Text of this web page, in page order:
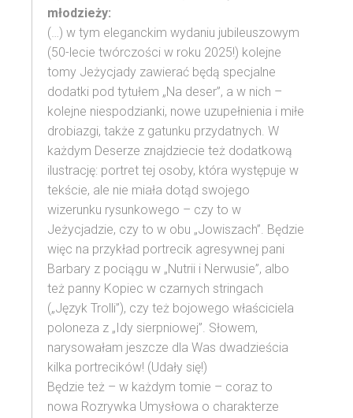
młodzieży:
(…) w tym eleganckim wydaniu jubileuszowym
(50-lecie twórczości w roku 2025!) kolejne
tomy Jeżycjady zawierać będą specjalne
dodatki pod tytułem „Na deser”, a w nich –
kolejne niespodzianki, nowe uzupełnienia i miłe
drobiazgi, także z gatunku przydatnych. W
każdym Deserze znajdziecie też dodatkową
ilustrację: portret tej osoby, która występuje w
tekście, ale nie miała dotąd swojego
wizerunku rysunkowego – czy to w
Jeżycjadzie, czy to w obu „Jowiszach”. Będzie
więc na przykład portrecik agresywnej pani
Barbary z pociągu w „Nutrii i Nerwusie”, albo
też panny Kopiec w czarnych stringach
(„Język Trolli”), czy też bojowego właściciela
poloneza z „Idy sierpniowej”. Słowem,
narysowałam jeszcze dla Was dwadzieścia
kilka portrecików! (Udały się!)
Będzie też – w każdym tomie – coraz to
nowa Rozrywka Umysłowa o charakterze